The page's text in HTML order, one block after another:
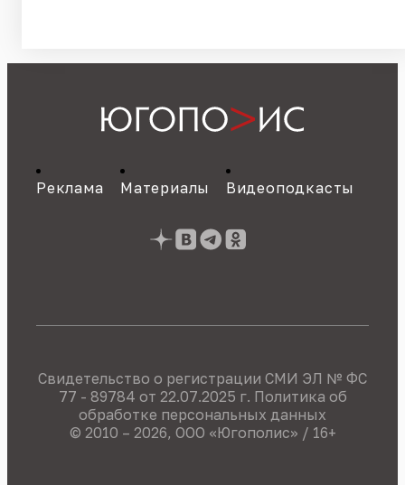
Реклама Материалы Видеоподкасты
Свидетельство о регистрации СМИ ЭЛ № ФС
77 - 89784 от 22.07.2025 г. Политика об
обработке персональных данных
© 2010 – 2026, OOO «Югополис» / 16+